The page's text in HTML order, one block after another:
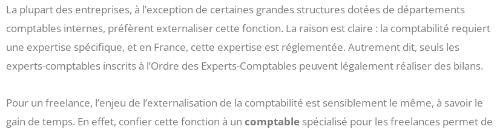
La plupart des entreprises, à l’exception de certaines grandes structures dotées de départements
comptables internes, préfèrent externaliser cette fonction. La raison est claire : la comptabilité requiert
une expertise spécifique, et en France, cette expertise est réglementée. Autrement dit, seuls les
experts-comptables inscrits à l’Ordre des Experts-Comptables peuvent légalement réaliser des bilans.
Pour un freelance, l’enjeu de l’externalisation de la comptabilité est sensiblement le même, à savoir le
gain de temps. En effet, confier cette fonction à un comptable spécialisé pour les freelances permet de